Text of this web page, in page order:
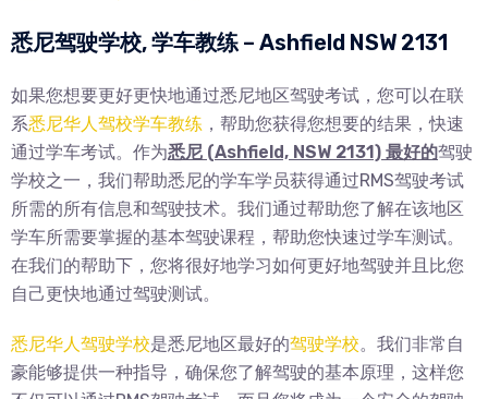
悉尼驾驶学校, 学车教练 – Ashfield NSW 2131
如果您想要更好更快地通过悉尼地区驾驶考试，您可以在联
系悉尼华人驾校学车教练 ，帮助您获得您想要的结果，快速
通过学车考试。作为悉尼 (Ashfield, NSW 2131) 最好的驾驶
学校之一，我们帮助悉尼的学车学员获得通过RMS驾驶考试
所需的所有信息和驾驶技术。我们通过帮助您了解在该地区
学车所需要掌握的基本驾驶课程，帮助您快速过学车测试。
在我们的帮助下，您将很好地学习如何更好地驾驶并且比您
自己更快地通过驾驶测试。
悉尼华人驾驶学校是悉尼地区最好的驾驶学校。我们非常自
豪能够提供一种指导，确保您了解驾驶的基本原理，这样您